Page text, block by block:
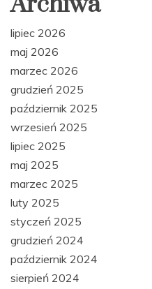
lipiec 2026
maj 2026
marzec 2026
grudzień 2025
październik 2025
wrzesień 2025
lipiec 2025
maj 2025
marzec 2025
luty 2025
styczeń 2025
grudzień 2024
październik 2024
sierpień 2024